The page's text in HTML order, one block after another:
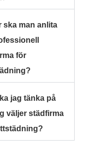
ska man anlita
för
jag tänka på
väljer städfirma